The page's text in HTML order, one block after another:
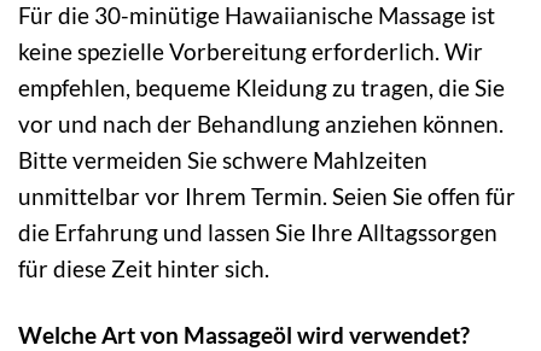
Für die 30-minütige Hawaiianische Massage ist
keine spezielle Vorbereitung erforderlich. Wir
empfehlen, bequeme Kleidung zu tragen, die Sie
vor und nach der Behandlung anziehen können.
Bitte vermeiden Sie schwere Mahlzeiten
unmittelbar vor Ihrem Termin. Seien Sie offen für
die Erfahrung und lassen Sie Ihre Alltagssorgen
für diese Zeit hinter sich.
Welche Art von Massageöl wird verwendet?